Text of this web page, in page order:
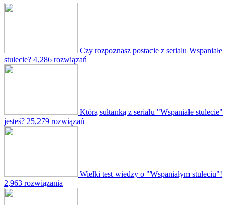
Czy rozpoznasz postacie z serialu Wspaniałe
stulecie? 4,286 rozwiązań
Którą sułtanką z serialu "Wspaniałe stulecie"
jesteś? 25,279 rozwiązań
Wielki test wiedzy o "Wspaniałym stuleciu"!
2,963 rozwiązania